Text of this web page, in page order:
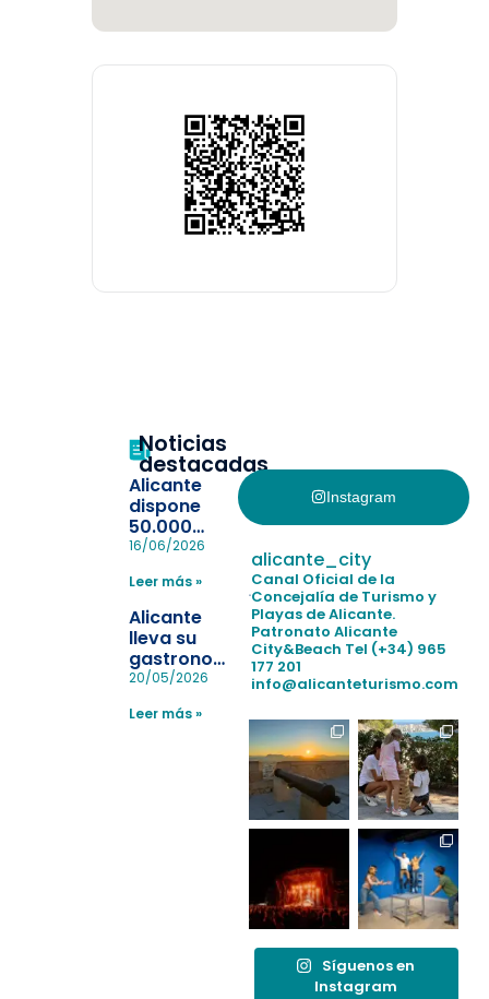
Noticias
destacadas
Alicante
dispone
50.000
pulseras
la
pérdida de niños
en las
playas y
realiza con
éxito un
simulacro de socorrismo
16/06/2026
Leer más »
Alicante
lleva su
gastronomía
a Madrid
reforzar el
20/05/2026
Leer más »
Instagram
alicante_city
Canal Oficial de la
Concejalía de Turismo y
Playas de Alicante.
Patronato Alicante
City&Beach Tel (+34) 965
177 201
info@alicanteturismo.com
Síguenos en
Instagram